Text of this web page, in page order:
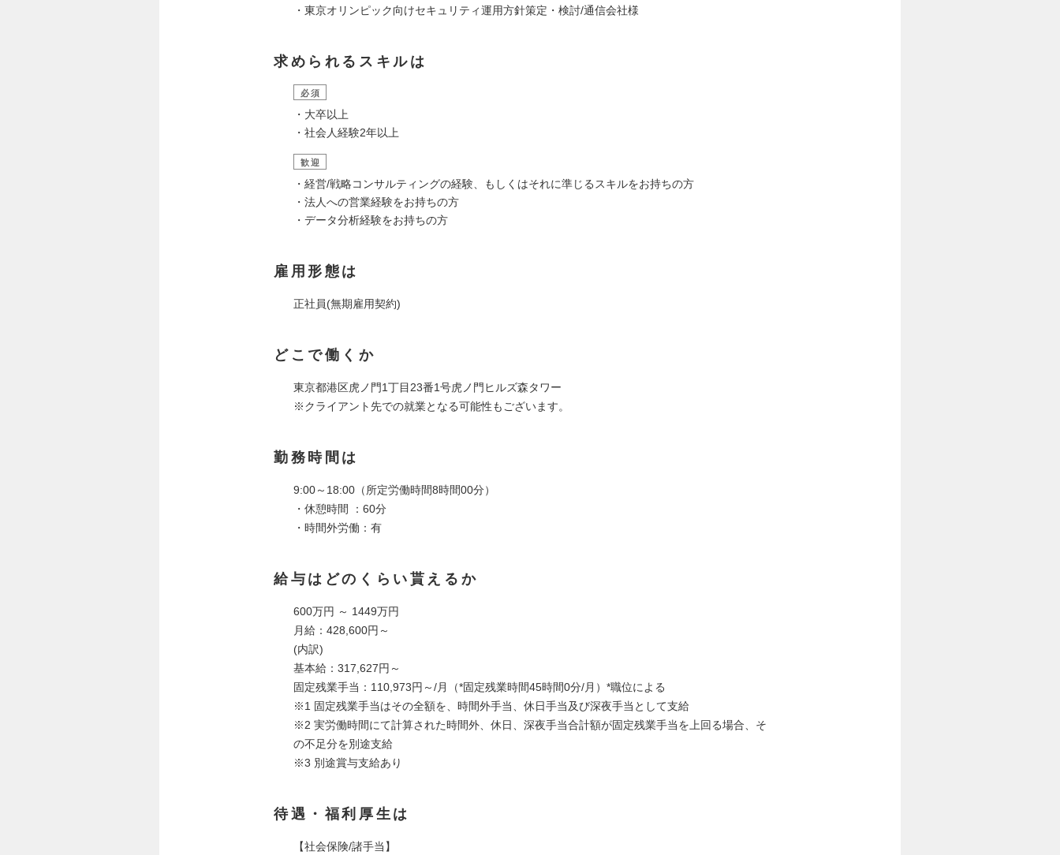
・東京オリンピック向けセキュリティ運用方針策定・検討/通信会社様
求められるスキルは
必須
・大卒以上
・社会人経験2年以上
歓迎
・経営/戦略コンサルティングの経験、もしくはそれに準じるスキルをお持ちの方
・法人への営業経験をお持ちの方
・データ分析経験をお持ちの方
雇用形態は
正社員(無期雇用契約)
どこで働くか
東京都港区虎ノ門1丁目23番1号虎ノ門ヒルズ森タワー
※クライアント先での就業となる可能性もございます。
勤務時間は
9:00～18:00（所定労働時間8時間00分）
・休憩時間 ：60分
・時間外労働：有
給与はどのくらい貰えるか
600万円 ～ 1449万円
月給：428,600円～
(内訳)
基本給：317,627円～
固定残業手当：110,973円～/月（*固定残業時間45時間0分/月）*職位による
※1 固定残業手当はその全額を、時間外手当、休日手当及び深夜手当として支給
※2 実労働時間にて計算された時間外、休日、深夜手当合計額が固定残業手当を上回る場合、そ
の不足分を別途支給
※3 別途賞与支給あり
待遇・福利厚生は
【社会保険/諸手当】